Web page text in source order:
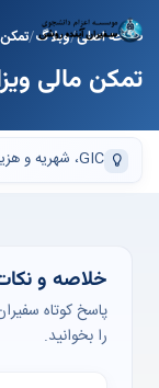
صفحه اصلی وبلاگ تمکن
تمکن مالی ویزای
GIC، شهریه و هزینه زندگی مورد نیاز سفارت کانادا.
خلاصه و
پاسخ کوتاه
را بخوانید.